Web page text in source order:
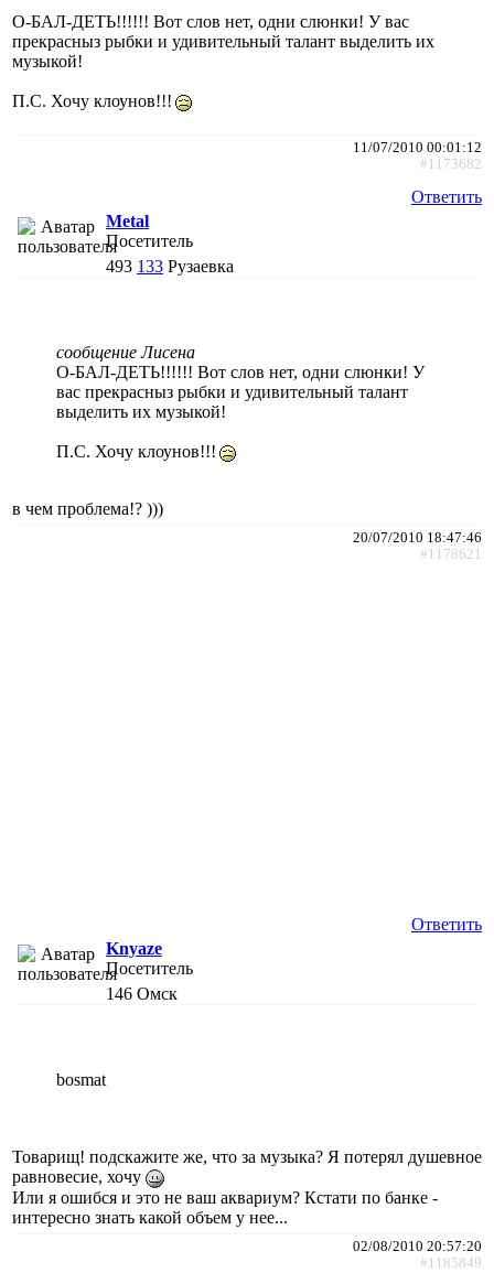
О-БАЛ-ДЕТЬ!!!!!! Вот слов нет, одни слюнки! У вас
прекрасныз рыбки и удивительный талант выделить их
музыкой!
П.С. Хочу клоунов!!!
11/07/2010 00:01:12
#1173682
Ответить
Metal
Посетитель
493 133 Рузаевка
сообщение Лисена
О-БАЛ-ДЕТЬ!!!!!! Вот слов нет, одни слюнки! У
вас прекрасныз рыбки и удивительный талант
выделить их музыкой!
П.С. Хочу клоунов!!!
в чем проблема!? )))
20/07/2010 18:47:46
#1178621
Ответить
Knyaze
Посетитель
146 Омск
bosmat
Товарищ! подскажите же, что за музыка? Я потерял душевное
равновесие, хочу
Или я ошибся и это не ваш аквариум? Кстати по банке -
интересно знать какой объем у нее...
02/08/2010 20:57:20
#1185849